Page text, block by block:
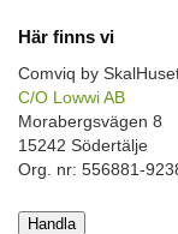
Här finns vi
Comviq by
C/O Lowwi AB
Morabergsvägen 8
15242 Södertälje
Org. nr: 556881-
Handla